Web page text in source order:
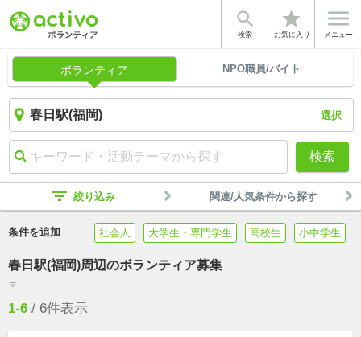

検索
star
お気に入り

メニュー
ボランティア NPO職員/バイト
選択
検索
filter_list 絞り込み 関連/人気条件から探す
条件を追加 社会人 大学生・専門学生 高校生 小中学生
春日駅(福岡)周辺のボランティア募集
filter_list
1-6 / 6件表示